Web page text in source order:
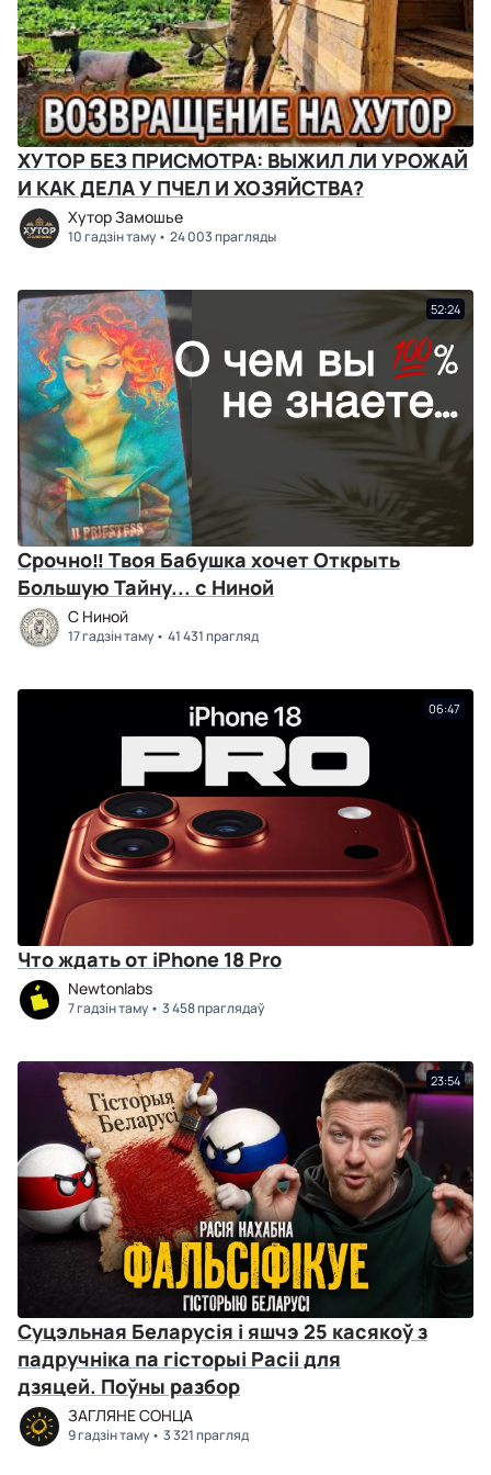
ХУТОР БЕЗ ПРИСМОТРА: ВЫЖИЛ ЛИ УРОЖАЙ
И КАК ДЕЛА У ПЧЕЛ И ХОЗЯЙСТВА?
Хутор Замошье
10 гадзін таму 24 003 прагляды
52:24
Срочно‼ Твоя Бабушка хочет Открыть
Большую Тайну... с Ниной
C Ниной
17 гадзін таму 41 431 прагляд
06:47
Что ждать от iPhone 18 Pro
Newtonlabs
7 гадзін таму 3 458 праглядаў
23:54
Суцэльная Беларусія і яшчэ 25 касякоў з
падручніка па гісторыі Расіі для
дзяцей. Поўны разбор
ЗАГЛЯНЕ СОНЦА
9 гадзін таму 3 321 прагляд